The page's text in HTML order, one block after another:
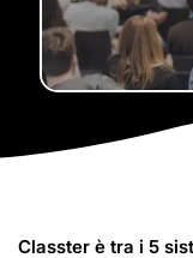
Classter è tra i 5